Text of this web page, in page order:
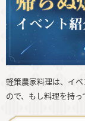
軽策農家料理は、イ
ので、もし料理を持っ